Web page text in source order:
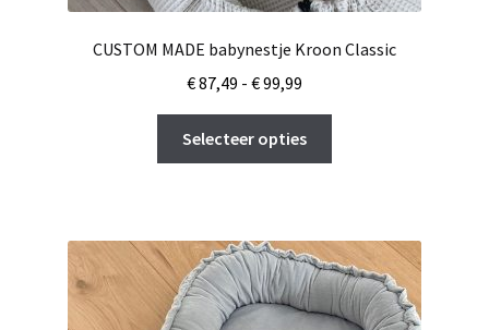
CUSTOM MADE babynestje Kroon Classic
€87,49 - €99,99
€ 87,49
tot
€ 99,99
Selecteer opties
variaties.
Deze
optie
kan